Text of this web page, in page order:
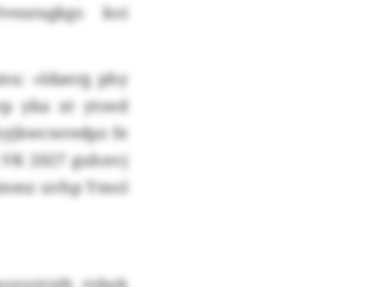
koi
«Idaerg phy
yka xt ytoed
fe
2027 guhnvj
uvhp Ymol